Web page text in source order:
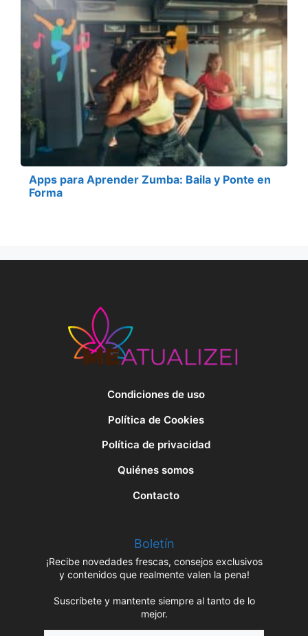
Apps para Aprender Zumba: Baila y Ponte en
Forma
Condiciones de uso
Política de Cookies
Política de privacidad
Quiénes somos
Contacto
Boletín
¡Recibe novedades frescas, consejos exclusivos
y contenidos que realmente valen la pena!
Suscríbete y mantente siempre al tanto de lo
mejor.